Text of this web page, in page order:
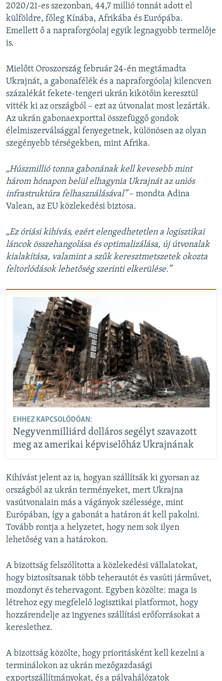
2020/21-es szezonban, 44,7 millió tonnát adott el
külföldre, főleg Kínába, Afrikába és Európába.
Emellett ő a napraforgóolaj egyik legnagyobb termelője
is.
Mielőtt Oroszország február 24-én megtámadta
Ukrajnát, a gabonafélék és a napraforgóolaj kilencven
százalékát fekete-tengeri ukrán kikötőin keresztül
vitték ki az országból – ezt az útvonalat most lezárták.
Az ukrán gabonaexporttal összefüggő gondok
élelmiszerválsággal fenyegetnek, különösen az olyan
szegényebb térségekben, mint Afrika.
„Húszmillió tonna gabonának kell kevesebb mint
három hónapon belül elhagynia Ukrajnát az uniós
infrastruktúra felhasználásával”– mondta Adina
Valean, az EU közlekedési biztosa.
„Ez óriási kihívás, ezért elengedhetetlen a logisztikai
láncok összehangolása és optimalizálása, új útvonalak
kialakítása, valamint a szűk keresztmetszetek okozta
feltorlódások lehetőség szerinti elkerülése.”
EHHEZ KAPCSOLÓDÓAN:
Negyvenmilliárd dolláros segélyt szavazott
meg az amerikai képviselőház Ukrajnának
Kihívást jelent az is, hogyan szállítsák ki gyorsan az
országból az ukrán terményeket, mert Ukrajna
vasútvonalain más a vágányok szélessége, mint
Európában, így a gabonát a határon át kell pakolni.
Tovább rontja a helyzetet, hogy nem sok ilyen
lehetőség van a határokon.
A bizottság felszólította a közlekedési vállalatokat,
hogy biztosítsanak több teherautót és vasúti járművet,
mozdonyt és tehervagont. Egyben közölte: maga is
létrehoz egy megfelelő logisztikai platformot, hogy
hozzárendelje az ingyenes szállítási erőforrásokat a
kereslethez.
A bizottság közölte, hogy prioritásként kell kezelni a
terminálokon az ukrán mezőgazdasági
exportszállítmányokat, és a pályahálózatok